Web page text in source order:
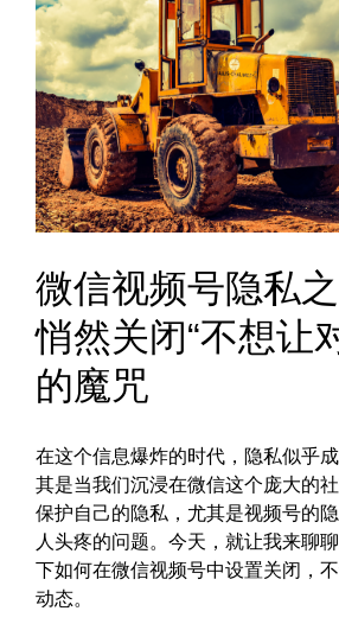
微信视频号隐私
悄然关闭“不想让
的魔咒
在这个信息爆炸的时代，隐私似乎
其是当我们沉浸在微信这个庞大的
保护自己的隐私，尤其是视频号的
人头疼的问题。今天，就让我来聊
下如何在微信视频号中设置关闭，
动态。